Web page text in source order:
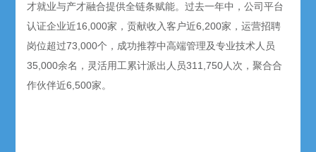
才就业与产才融合提供全链条赋能。过去一年中，公司平台
认证企业近16,000家，贡献收入客户近6,200家，运营招聘
岗位超过73,000个，成功推荐中高端管理及专业技术人员
35,000余名，灵活用工累计派出人员311,750人次，聚合合
作伙伴近6,500家。